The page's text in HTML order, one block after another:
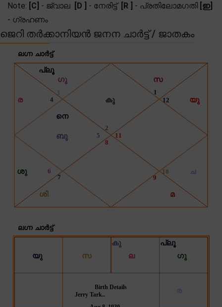
Note: [C] - ജ്വാല [D ] - നേരിട്ട് [R ] - പ്രതിലോമഗതി [ഇ]
- ഗ്രഹണം
ജെറി തർക്കാനിയൻ ജനന ചാർട്ട് / ജാതകം